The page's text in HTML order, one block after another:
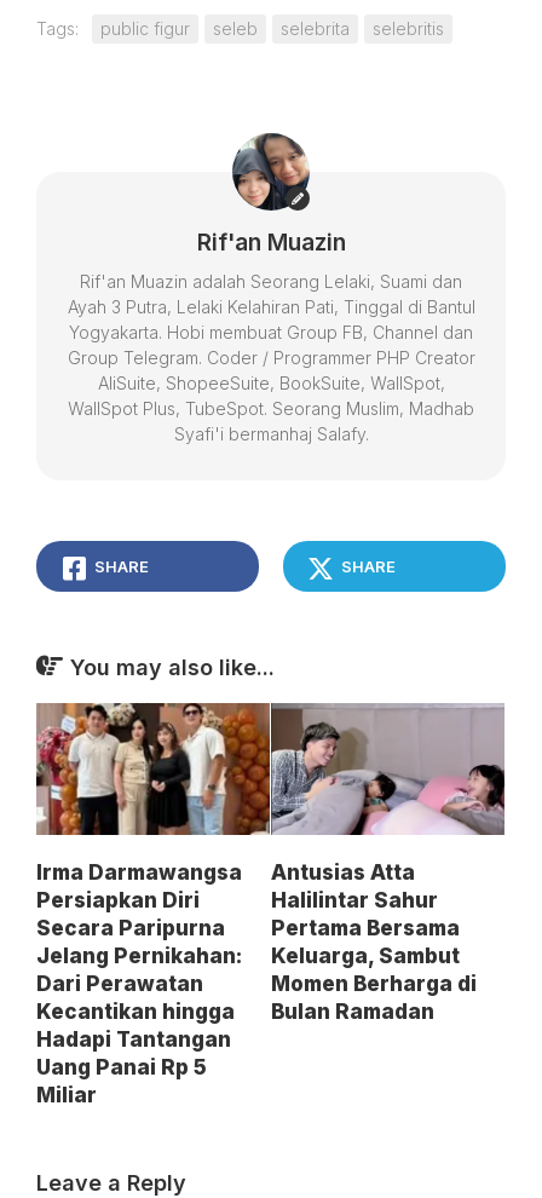
Tags: public figur seleb selebrita selebritis
Rif'an Muazin
Rif'an Muazin adalah Seorang Lelaki, Suami dan
Ayah 3 Putra, Lelaki Kelahiran Pati, Tinggal di Bantul
Yogyakarta. Hobi membuat Group FB, Channel dan
Group Telegram. Coder / Programmer PHP Creator
AliSuite, ShopeeSuite, BookSuite, WallSpot,
WallSpot Plus, TubeSpot. Seorang Muslim, Madhab
Syafi'i bermanhaj Salafy.
SHARE SHARE
You may also like...
Irma Darmawangsa
Persiapkan Diri
Secara Paripurna
Jelang Pernikahan:
Dari Perawatan
Kecantikan hingga
Hadapi Tantangan
Uang Panai Rp 5
Miliar
Antusias Atta
Halilintar Sahur
Pertama Bersama
Keluarga, Sambut
Momen Berharga di
Bulan Ramadan
Leave a Reply